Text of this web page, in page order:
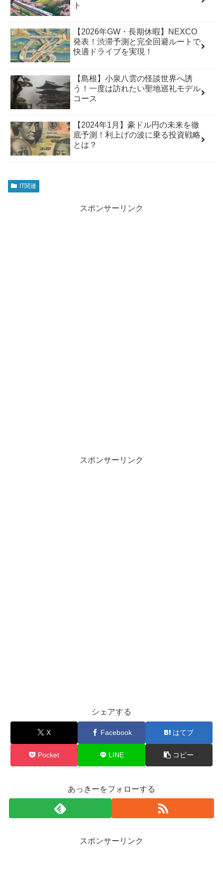
ト
【2026年GW・長期休暇】NEXCO
発表！渋滞予測と完全回避ルートで
快適ドライブを実現！
【島根】小泉八雲の怪談世界へ誘
う！一度は訪れたい聖地巡礼モデル
コース
【2024年1月】豪ドル円の未来を徹
底予測！利上げの波に乗る投資戦略
とは？
IT関連
スポンサーリンク
スポンサーリンク
シェアする
X Facebook はてブ
Pocket LINE コピー
あっきーをフォローする
スポンサーリンク